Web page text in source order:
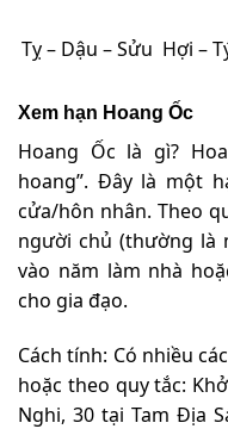
Tỵ – Dậu – Sửu Hợi –
Xem hạn Hoang Ốc
Hoang Ốc là gì?
hoang”. Đây là một
cửa/hôn nhân. Theo
người chủ (thường là
vào năm làm nhà
cho gia đạo.
Cách tính: Có nhiều
hoặc theo quy tắc:
Nghi, 30 tại Tam Địa